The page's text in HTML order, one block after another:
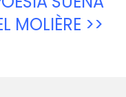
MOLIÈRE >>